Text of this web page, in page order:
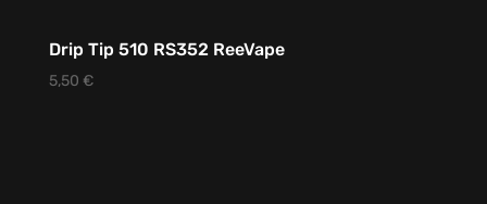
Drip Tip 510 RS352 ReeVape
5,50 €